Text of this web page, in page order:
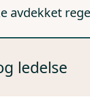
avdekket
ledelse